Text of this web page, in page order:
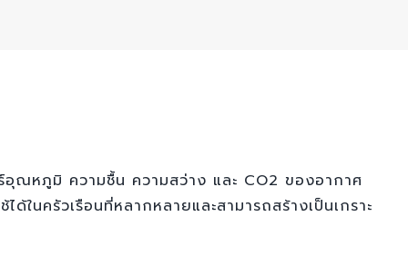
อุณหภูมิ ความชื้น ความสว่าง และ CO2 ของอากาศ
นครัวเรือนที่หลากหลายและสามารถสร้างเป็นเกราะ